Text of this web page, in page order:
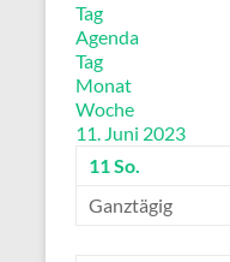
Tag
Agenda
Tag
Monat
Woche
11. Juni 2023
11So.
Ganztägig